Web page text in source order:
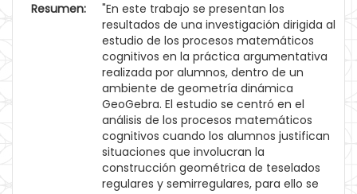
Resumen:
"En este trabajo se presentan los
resultados de una investigación dirigida al
estudio de los procesos matemáticos
cognitivos en la práctica argumentativa
realizada por alumnos, dentro de un
ambiente de geometría dinámica
GeoGebra. El estudio se centró en el
análisis de los procesos matemáticos
cognitivos cuando los alumnos justifican
situaciones que involucran la
construcción geométrica de teselados
regulares y semirregulares, para ello se